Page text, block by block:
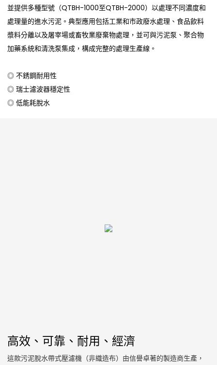
並提供多種型號（QTBH-1000至QTBH-2000）以處理不同濃度和
處理量的進水污泥。典型應用包括工業和市政廢水處理、食品飲料
漿料分離以及屠宰場或畜牧業廢棄物處理，並可與污泥泵、聚合物
加藥系統和清洗泵集成，構成完整的處理生產線。
◎ 不銹鋼耐用性
◎ 瑞士濾波器穩定性
◎ 低能耗脫水
高效、可靠、耐用、經濟
這款污泥脫水帶式壓濾機（非織造布）由信譽卓著的製造商生產，